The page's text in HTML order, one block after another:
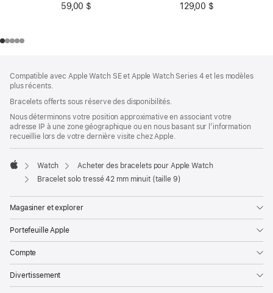
59,00 $
129,00 $
de
page
de
bas
de
page
Compatible avec Apple Watch SE et Apple Watch Series 4 et les modèles
plus récents.
Bracelets offerts sous réserve des disponibilités.
Nous déterminons votre position approximative en associant votre
adresse IP à une zone géographique ou en nous basant sur l’information
recueillie lors de votre dernière visite chez Apple.
Apple
Watch
Acheter des bracelets pour Apple Watch
Bracelet solo tressé 42 mm minuit (taille 9)
Magasiner et explorer
Portefeuille Apple
Compte
Divertissement